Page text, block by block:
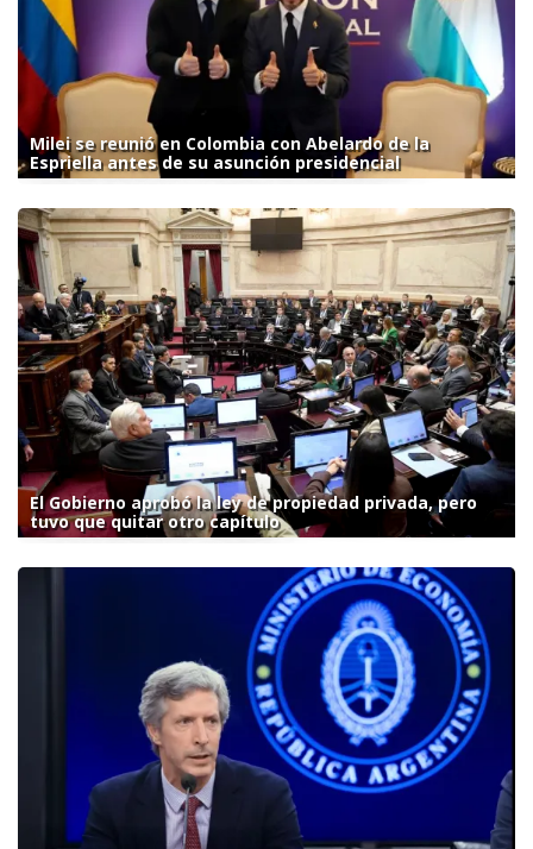
Milei se reunió en Colombia con Abelardo de la
Espriella antes de su asunción presidencial
El Gobierno aprobó la ley de propiedad privada, pero
tuvo que quitar otro capítulo